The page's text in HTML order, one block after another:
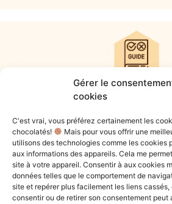
Gérer le
cookies
C'est vrai, vous préférez certainement les
chocolatés!
Mais pour vous offrir une
utilisons des technologies comme les cookies
aux informations des appareils. Cela me
site à votre appareil. Consentir à aux cookies
données telles que le comportement de
site et repérer plus facilement les liens
consentir ou de retirer son consentement
Guide
Découvrez notre guide
publier régulièrement sur les
par semaine
DÉCOUVRIR